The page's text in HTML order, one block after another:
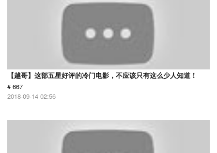
【越哥】这部五星好评的冷门电影，不应该只有这么少人知道！
# 667
2018-09-14 02:56